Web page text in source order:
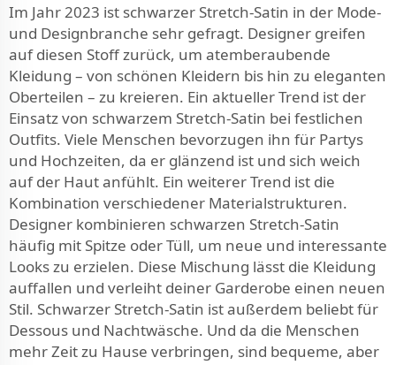
Im Jahr 2023 ist schwarzer Stretch-Satin in der Mode-
und Designbranche sehr gefragt. Designer greifen
auf diesen Stoff zurück, um atemberaubende
Kleidung – von schönen Kleidern bis hin zu eleganten
Oberteilen – zu kreieren. Ein aktueller Trend ist der
Einsatz von schwarzem Stretch-Satin bei festlichen
Outfits. Viele Menschen bevorzugen ihn für Partys
und Hochzeiten, da er glänzend ist und sich weich
auf der Haut anfühlt. Ein weiterer Trend ist die
Kombination verschiedener Materialstrukturen.
Designer kombinieren schwarzen Stretch-Satin
häufig mit Spitze oder Tüll, um neue und interessante
Looks zu erzielen. Diese Mischung lässt die Kleidung
auffallen und verleiht deiner Garderobe einen neuen
Stil. Schwarzer Stretch-Satin ist außerdem beliebt für
Dessous und Nachtwäsche. Und da die Menschen
mehr Zeit zu Hause verbringen, sind bequeme, aber